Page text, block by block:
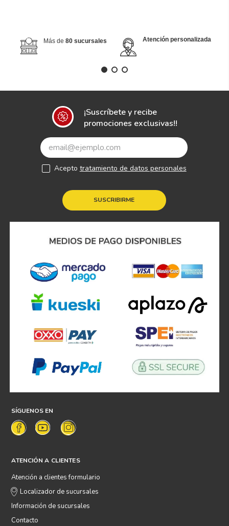
Más de 80 sucursales Atención personalizada
¡Suscríbete y recibe
promociones exclusivas!!
SUSCRIBIRME
Acepto tratamiento de datos personales
SÍGUENOS EN
ATENCIÓN A CLIENTES
Atención a clientes formulario
Localizador de sucursales
Información de sucursales
Contacto